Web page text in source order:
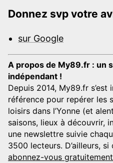
Donnez svp votre
sur Google
A propos de My89.fr : un
indépendant !
Depuis 2014, My89.fr s’est
référence pour repérer les
loisirs dans l’Yonne (et
saisons, lieux à découvrir,
une newslettre suivie
3500 lecteurs. D’ailleurs,
abonnez-vous